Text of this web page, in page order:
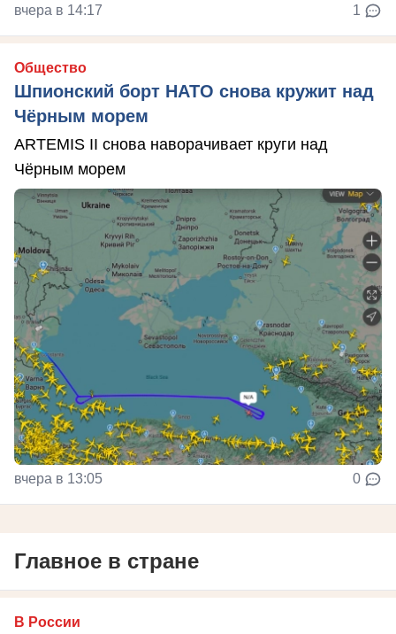
вчера в 14:17 1
Общество
Шпионский борт НАТО снова кружит над
Чёрным морем
ARTEMIS II снова наворачивает круги над
Чёрным морем
вчера в 13:05 0
Главное в стране
В России